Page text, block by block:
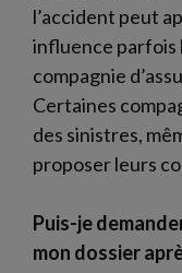
l’accident peut
influence parfois
compagnie
Certaines
des sinistres,
proposer leurs
Puis-je
mon dossier